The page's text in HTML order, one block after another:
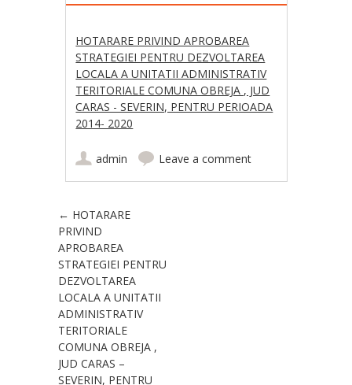
HOTARARE PRIVIND APROBAREA
STRATEGIEI PENTRU DEZVOLTAREA
LOCALA A UNITATII ADMINISTRATIV
TERITORIALE COMUNA OBREJA , JUD
CARAS - SEVERIN, PENTRU PERIOADA
2014- 2020
admin Leave a comment
Post navigation
← HOTARARE
PRIVIND
APROBAREA
STRATEGIEI PENTRU
DEZVOLTAREA
LOCALA A UNITATII
ADMINISTRATIV
TERITORIALE
COMUNA OBREJA ,
JUD CARAS –
SEVERIN, PENTRU